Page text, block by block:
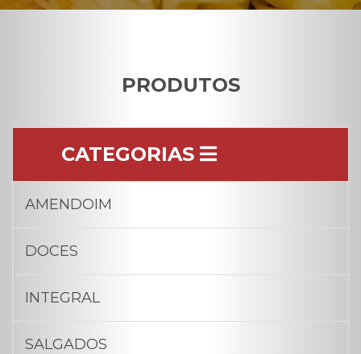
PRODUTOS
CATEGORIAS
AMENDOIM
DOCES
INTEGRAL
SALGADOS